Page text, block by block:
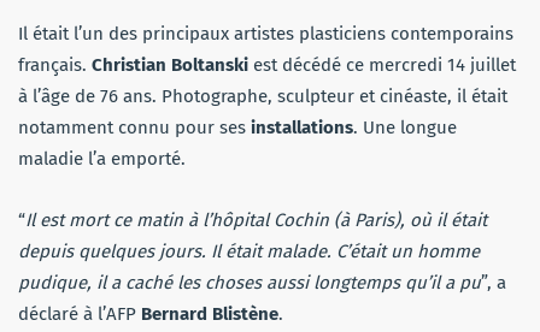
Il était l’un des principaux artistes plasticiens contemporains
français. Christian Boltanski est décédé ce mercredi 14 juillet
à l’âge de 76 ans. Photographe, sculpteur et cinéaste, il était
notamment connu pour ses installations. Une longue
maladie l’a emporté.
“Il est mort ce matin à l’hôpital Cochin (à Paris), où il était
depuis quelques jours. Il était malade. C’était un homme
pudique, il a caché les choses aussi longtemps qu’il a pu”, a
déclaré à l’AFP Bernard Blistène.